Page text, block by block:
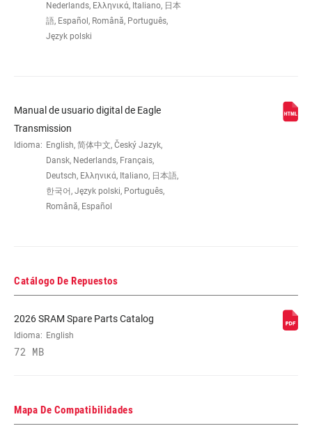
WEIGHT (G) 256
Nederlands, Ελληνικά, Italiano, 日本
語, Español, Română, Português,
Język polski
Manual de usuario digital de Eagle
Transmission
Idioma: English, 简体中文, Český Jazyk,
Dansk, Nederlands, Français,
Deutsch, Ελληνικά, Italiano, 日本語,
한국어, Język polski, Português,
Română, Español
Catálogo De Repuestos
2026 SRAM Spare Parts Catalog
Idioma: English
72 MB
Mapa De Compatibilidades